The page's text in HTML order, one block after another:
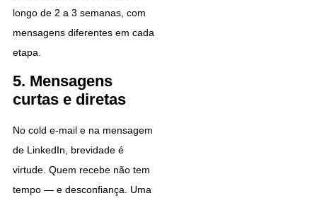
longo de 2 a 3 semanas, com
mensagens diferentes em cada
etapa.
5. Mensagens
curtas e diretas
No cold e-mail e na mensagem
de LinkedIn, brevidade é
virtude. Quem recebe não tem
tempo — e desconfiança. Uma